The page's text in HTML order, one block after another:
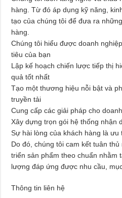
hàng. Từ đó áp dụng kỹ năng,
tạo của chúng tôi để đưa ra
hàng.
Chúng tôi hiểu được doanh
tiêu của bạn
Lập kế hoạch chiến lược tiếp thị
quả tốt nhất
Tạo một thương hiệu nỗi bật và
truyền tải
Cung cấp các giải pháp cho
Xây dựng trọn gói hệ thống nhận
Sự hài lòng của khách hàng là ưu
Do đó, chúng tôi cam kết tuân
triển sản phẩm theo chuẩn nhằm
lượng đáp ứng được nhu cầu,
Thông tin liên hệ